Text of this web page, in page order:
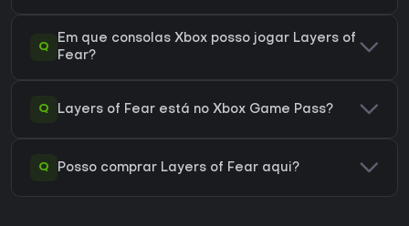
Q
Em que consolas Xbox posso jogar Layers of
Fear?
Q Layers of Fear está no Xbox Game Pass?
Q Posso comprar Layers of Fear aqui?